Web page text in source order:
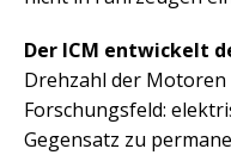
Der ICM entwickelt
Drehzahl der Motoren
Forschungsfeld:
Gegensatz zu